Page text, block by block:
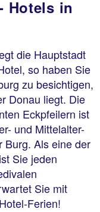
Hotels in
die Hauptstadt
so haben Sie
zu besichtigen,
Donau liegt. Die
Eckpfeilern ist
und Mittelalter-
Burg. Als eine der
Sie jeden
Sie mit
Ferien!